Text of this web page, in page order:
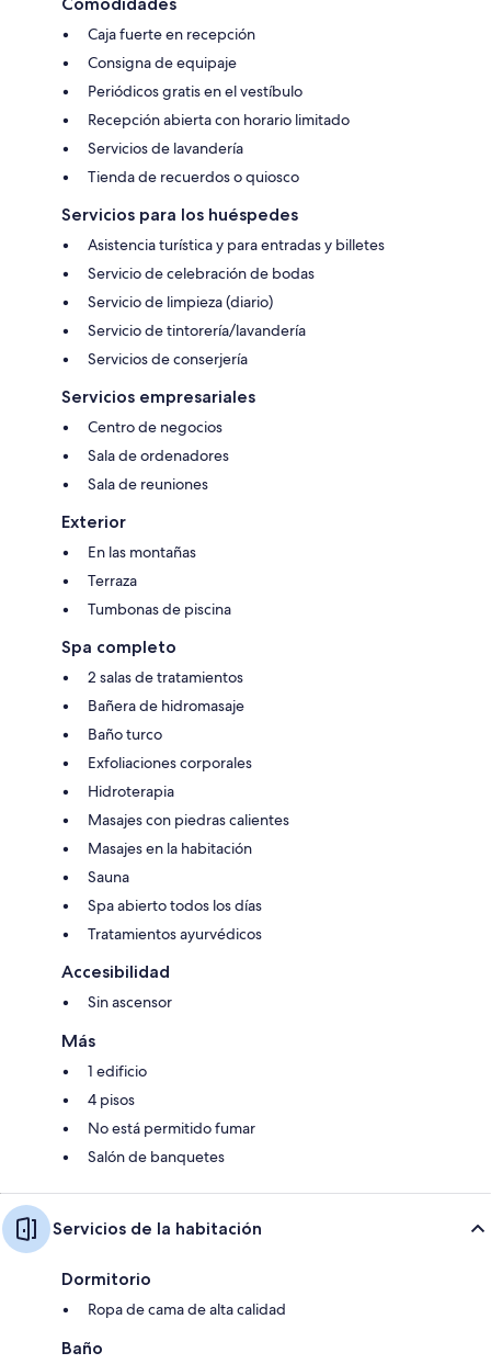
Caja fuerte en recepción
Consigna de equipaje
Periódicos gratis en el vestíbulo
Recepción abierta con horario limitado
Servicios de lavandería
Tienda de recuerdos o quiosco
Servicios para los huéspedes
Asistencia turística y para entradas y billetes
Servicio de celebración de bodas
Servicio de limpieza (diario)
Servicio de tintorería/lavandería
Servicios de conserjería
Servicios empresariales
Centro de negocios
Sala de ordenadores
Sala de reuniones
Exterior
En las montañas
Terraza
Tumbonas de piscina
Spa completo
2 salas de tratamientos
Bañera de hidromasaje
Baño turco
Exfoliaciones corporales
Hidroterapia
Masajes con piedras calientes
Masajes en la habitación
Sauna
Spa abierto todos los días
Tratamientos ayurvédicos
Accesibilidad
Sin ascensor
Más
1 edificio
4 pisos
No está permitido fumar
Salón de banquetes
Servicios de la habitación
Dormitorio
Ropa de cama de alta calidad
Baño